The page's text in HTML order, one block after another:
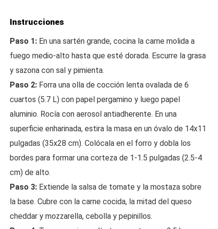
Instrucciones
Paso 1: En una sartén grande, cocina la carne molida a
fuego medio-alto hasta que esté dorada. Escurre la grasa
y sazona con sal y pimienta.
Paso 2: Forra una olla de cocción lenta ovalada de 6
cuartos (5.7 L) con papel pergamino y luego papel
aluminio. Rocía con aerosol antiadherente. En una
superficie enharinada, estira la masa en un óvalo de 14x11
pulgadas (35x28 cm). Colócala en el forro y dobla los
bordes para formar una corteza de 1-1.5 pulgadas (2.5-4
cm) de alto.
Paso 3: Extiende la salsa de tomate y la mostaza sobre
la base. Cubre con la carne cocida, la mitad del queso
cheddar y mozzarella, cebolla y pepinillos.